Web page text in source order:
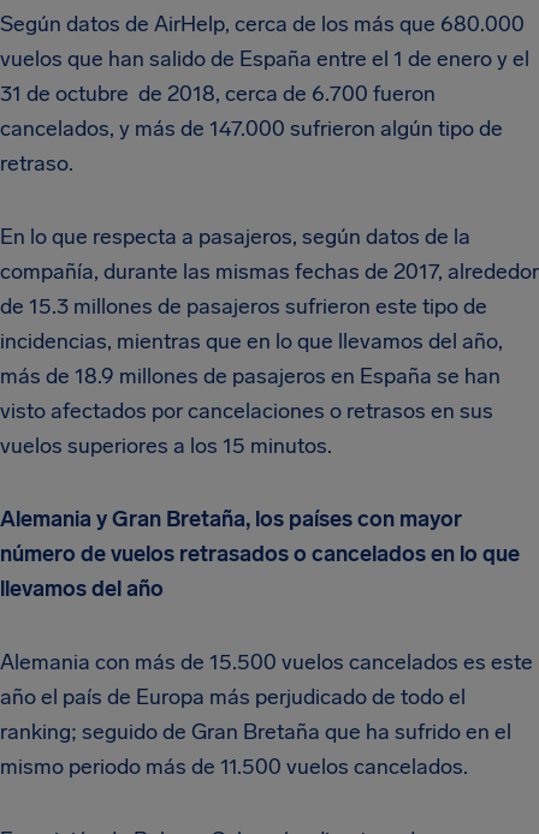
Según datos de AirHelp, cerca de los más que 680.000
vuelos que han salido de España entre el 1 de enero y el
31 de octubre de 2018, cerca de 6.700 fueron
cancelados, y más de 147.000 sufrieron algún tipo de
retraso.
En lo que respecta a pasajeros, según datos de la
compañía, durante las mismas fechas de 2017, alrededor
de 15.3 millones de pasajeros sufrieron este tipo de
incidencias, mientras que en lo que llevamos del año,
más de 18.9 millones de pasajeros en España se han
visto afectados por cancelaciones o retrasos en sus
vuelos superiores a los 15 minutos.
Alemania y Gran Bretaña, los países con mayor
número de vuelos retrasados o cancelados en lo que
llevamos del año
Alemania con más de 15.500 vuelos cancelados es este
año el país de Europa más perjudicado de todo el
ranking; seguido de Gran Bretaña que ha sufrido en el
mismo periodo más de 11.500 vuelos cancelados.